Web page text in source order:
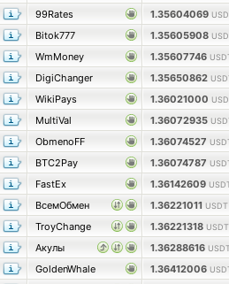
99Rates
1.35604069
Bitok777
1.35605908
WmMoney
1.35607746
DigiChanger
1.35650862
WikiPays
1.36021000
MultiVal
1.36072935
ObmenoFF
1.36074527
BTC2Pay
1.36074787
FastEx
1.36142609
ВсемОбмен
1.36221011
TroyChange
1.36221318
Акулы
1.36288616
GoldenWhale
1.36412006